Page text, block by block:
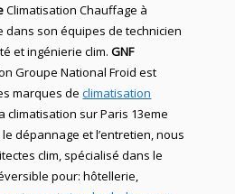
Climatisation Chauffage à
dans son équipes de technicien
et ingénierieclim.GNF
Groupe National Froid est
marques de climatisation
climatisation sur Paris 13eme
ledépannageet l’entretien, nous
clim, spécialisé dans le
pour: hôtellerie,